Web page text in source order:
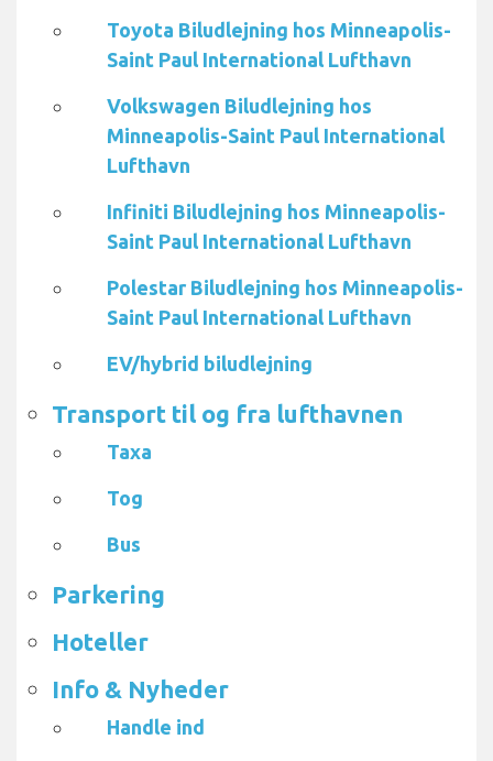
Toyota Biludlejning hos Minneapolis-
Saint Paul International Lufthavn
Volkswagen Biludlejning hos
Minneapolis-Saint Paul International
Lufthavn
Infiniti Biludlejning hos Minneapolis-
Saint Paul International Lufthavn
Polestar Biludlejning hos Minneapolis-
Saint Paul International Lufthavn
EV/hybrid biludlejning
Transport til og fra lufthavnen
Taxa
Tog
Bus
Parkering
Hoteller
Info & Nyheder
Handle ind